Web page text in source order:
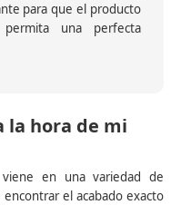
para que el producto
una perfecta
la hora de mi
en una variedad de
el acabado exacto